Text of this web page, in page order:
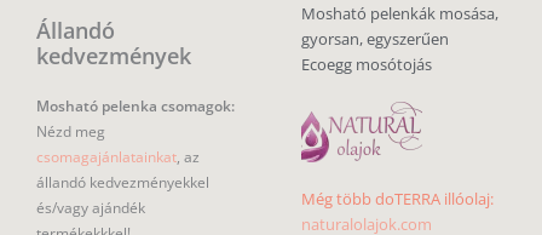
Állandó
kedvezmények
Mosható pelenka csomagok:
Nézd meg
csomagajánlatainkat, az
állandó kedvezményekkel
és/vagy ajándék
Mosható pelenkák mosása,
gyorsan, egyszerűen
Ecoegg mosótojás
Még több doTERRA illóolaj:
naturalolajok.com